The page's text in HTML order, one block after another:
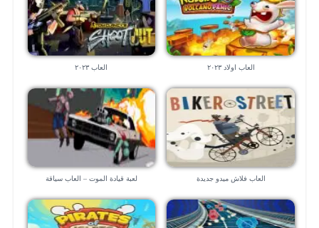
العاب اولاد ٢٠٢٣ العاب ٢٠٢٣
العاب فلاش ميدو جديدة لعبة قيادة الموت – العاب سياقة